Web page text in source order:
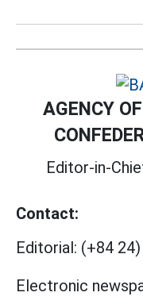
AGENCY
Editor-in-
Contact:
Editorial: (+84
Electronic